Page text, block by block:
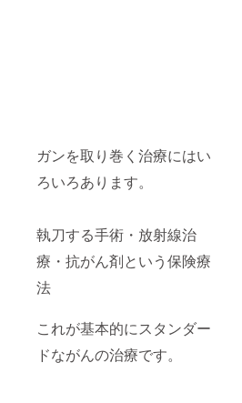
ガンを取り巻く治療にはい
ろいろあります。
執刀する手術・放射線治
療・抗がん剤という保険療
法
これが基本的にスタンダー
ドながんの治療です。